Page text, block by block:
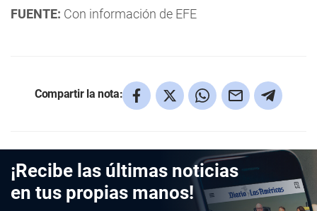
FUENTE: Con información de EFE
Compartir la nota:
¡Recibe las últimas noticias
en tus propias manos!